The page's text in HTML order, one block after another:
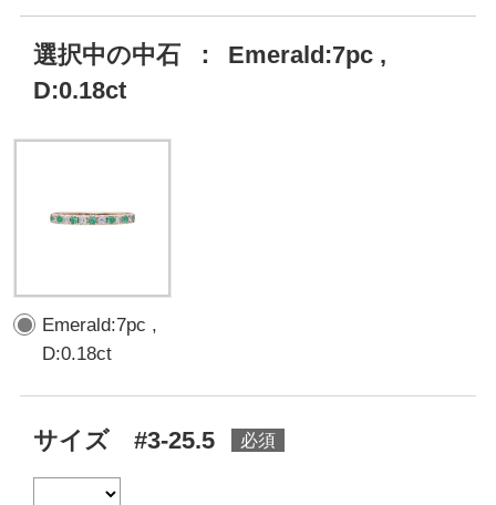
選択中の中石 ：
Emerald:7pc ,
D:0.18ct
Emerald:7pc ,
D:0.18ct
サイズ #3-25.5